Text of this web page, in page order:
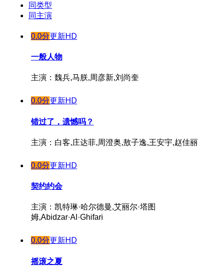
同类型
同主演
0.0分更新HD
一般人物
主演：魏兵,马朕,周彦新,刘尚奎
0.0分更新HD
错过了，遗憾吗？
主演：白客,庄达菲,周澄奥,敖子逸,王安宇,赵佳丽
0.0分更新HD
契约约会
主演：凯特琳·哈尔德曼,艾丽尔·塔图
姆,Abidzar·Al·Ghifari
0.0分更新HD
摇滚之夏